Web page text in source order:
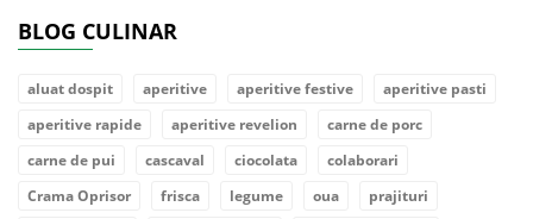
BLOG CULINAR
aluat dospit aperitive aperitive festive
aperitive pasti
aperitive rapide
aperitive revelion
carne de porc
carne de pui
cascaval ciocolata
colaborari
Crama Oprisor
frisca legume oua
prajituri